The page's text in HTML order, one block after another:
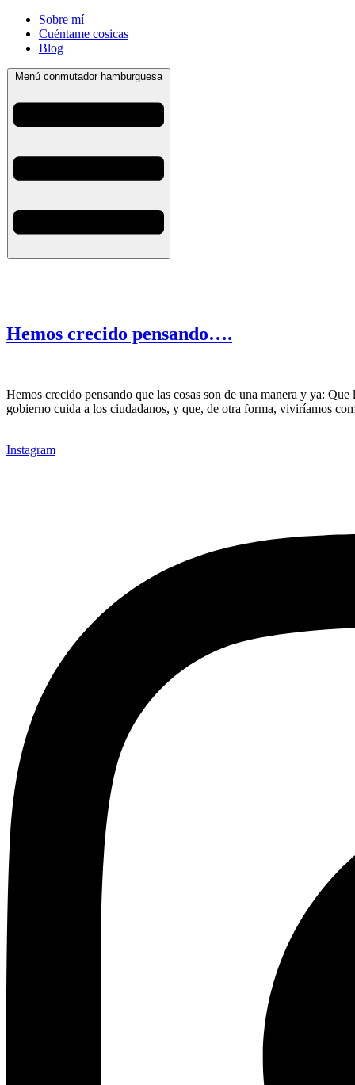
Sobre mí
Cuéntame cosicas
Blog
Menú conmutador hamburguesa
Hemos crecido pensando….
Hemos crecido pensando que las cosas son de una manera y ya:
gobierno cuida a los ciudadanos, y que, de otra forma, viviríamos
Instagram